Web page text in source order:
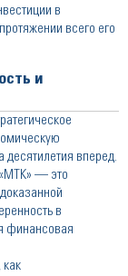
в
всего его
и
вперед.
— это
в
финансовая
как